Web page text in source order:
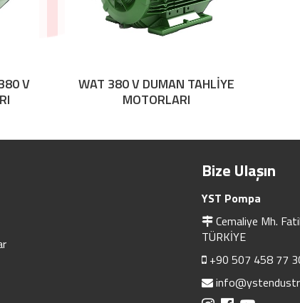
V
WAT 380 V DUMAN TAHLİYE
MOTORLARI
Bize Ulaşın
YST Pompa
Cemaliye Mh.
TÜRKİYE
+90 507 458 77